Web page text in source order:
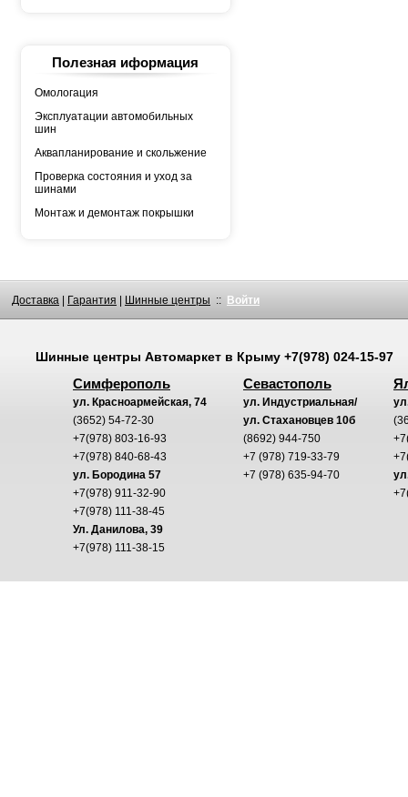
Росава
Полезная иформация
Омологация
Эксплуатации автомобильных
шин
Аквапланирование и скольжение
Проверка состояния и уход за
шинами
Монтаж и демонтаж покрышки
Доставка Гарантия Шинные центры :: Войти
Шинные центры Автомаркетв Крыму +7(978) 024-15-97
Симферополь
ул. Красноармейская, 74
(3652) 54-72-30
+7(978) 803-16-93
+7(978) 840-68-43
ул. Бородина 57
+7(978) 911-32-90
+7(978) 111-38-45
Ул. Данилова, 39
+7(978) 111-38-15
Севастополь
ул. Индустриальная/
ул. Стахановцев 10б
(8692) 944-750
+7 (978) 719-33-79
+7 (978) 635-94-70